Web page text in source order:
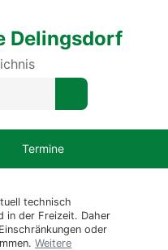
Delingsdorf
Termine
technisch
in der Freizeit. Daher
oder
Weitere